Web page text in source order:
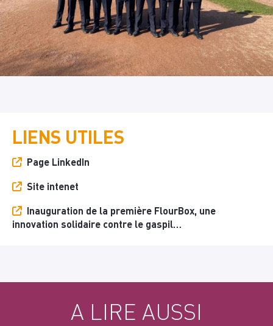
LIENS UTILES
Page LinkedIn
Site intenet
Inauguration de la première FlourBox, une
innovation solidaire contre le gaspil…
A LIRE AUSSI